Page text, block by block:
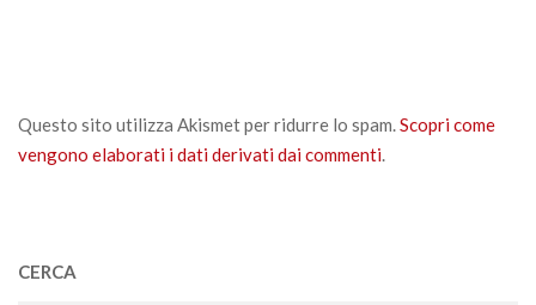
Questo sito utilizza Akismet per ridurre lo spam.Scopri come
vengono elaborati i dati derivati dai commenti.
CERCA